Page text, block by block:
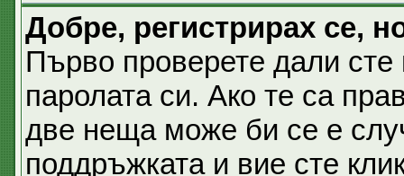
Добре, регистрирах се,
Първо проверете дали
паролата си. Ако те са
две неща може би се е
поддръжката и вие сте